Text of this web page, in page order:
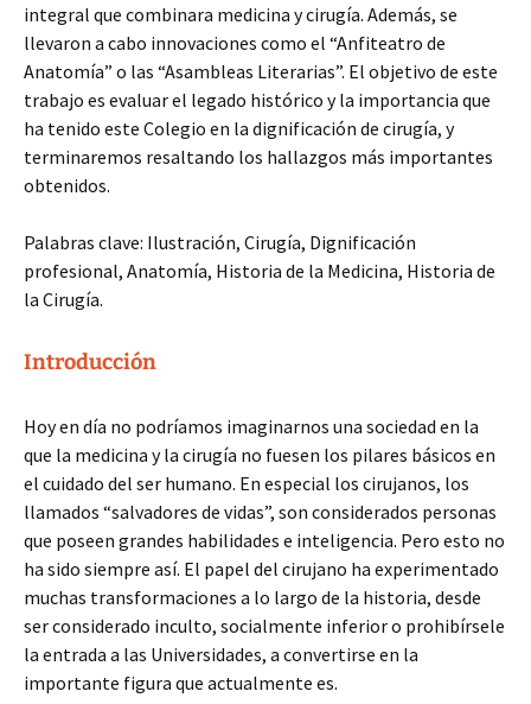
integral que combinara medicina y cirugía. Además, se
llevaron a cabo innovaciones como el “Anfiteatro de
Anatomía” o las “Asambleas Literarias”. El objetivo de este
trabajo es evaluar el legado histórico y la importancia que
ha tenido este Colegio en la dignificación de cirugía, y
terminaremos resaltando los hallazgos más importantes
obtenidos.
Palabras clave: Ilustración, Cirugía, Dignificación
profesional, Anatomía, Historia de la Medicina, Historia de
la Cirugía.
Introducción
Hoy en día no podríamos imaginarnos una sociedad en la
que la medicina y la cirugía no fuesen los pilares básicos en
el cuidado del ser humano. En especial los cirujanos, los
llamados “salvadores de vidas”, son considerados personas
que poseen grandes habilidades e inteligencia. Pero esto no
ha sido siempre así. El papel del cirujano ha experimentado
muchas transformaciones a lo largo de la historia, desde
ser considerado inculto, socialmente inferior o prohibírsele
la entrada a las Universidades, a convertirse en la
importante figura que actualmente es.